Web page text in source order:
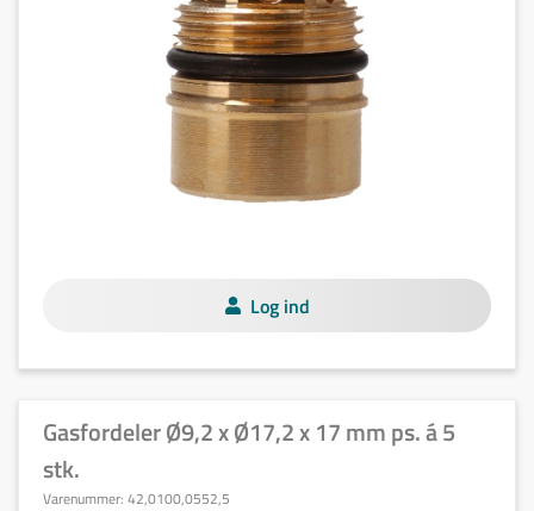
Log ind
Gasfordeler Ø9,2 x Ø17,2 x 17 mm ps. á 5
stk.
Varenummer: 42,0100,0552,5